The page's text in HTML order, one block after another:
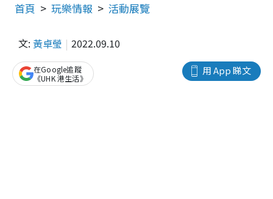
首頁 玩樂情報 活動展覽
文: 黃卓瑩 2022.09.10
用 App 睇文
在Google追蹤
《UHK 港生活》